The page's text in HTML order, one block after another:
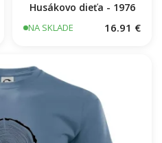
Husákovo dieťa - 1976
NA SKLADE 16.91 €